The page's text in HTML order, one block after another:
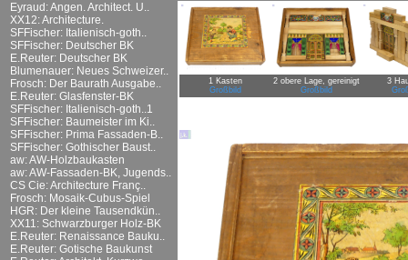
Eyraud: Angen. Architect. U..
XX12: Architecture.
SFFischer: Italienisch-goth..
SFFischer: Deutscher BK
E.Reuter: Deutscher BK
Blumenauer: Neues Schweizer..
Frosch: Der Baurath Ausgabe..
E.Reuter: Glasfenster-BK
SFFischer: Italienisch-goth..1
SFFischer: Baumeister im Ki..
SFFischer: Prima Fassaden-B..
SFFischer: Gothischer Baust..
aw: AW-Holzbaukasten
aw: AW-Fassaden-BK, Jugends..
CS Cie: Architecture Franç..
Frosch: Mosaik-Cubus-Spiel
HGR: Der kleine Tausendkün..
XX11: Schwarzburger Holz-BK
E.Reuter: Renaissance Bauku..
E.Reuter: Gotische Baukunst
1 Kasten
Großbild
2 obere Lage, gereinigt
Großbild
3